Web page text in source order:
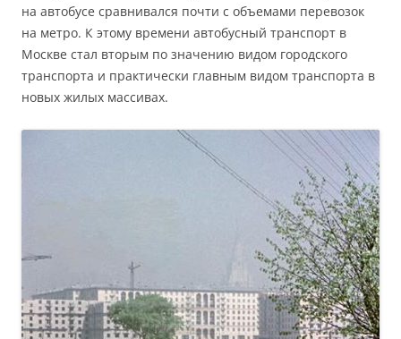
на автобусе сравнивался почти с объемами перевозок
на метро. К этому времени автобусный транспорт в
Москве стал вторым по значению видом городского
транспорта и практически главным видом транспорта в
новых жилых массивах.